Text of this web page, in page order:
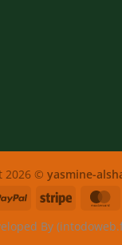
2026 © yasmine-
PayPal Stripe
By